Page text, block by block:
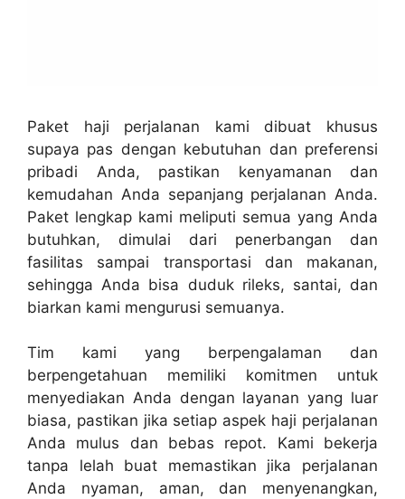
Paket haji perjalanan kami dibuat khusus
supaya pas dengan kebutuhan dan preferensi
pribadi Anda, pastikan kenyamanan dan
kemudahan Anda sepanjang perjalanan Anda.
Paket lengkap kami meliputi semua yang Anda
butuhkan, dimulai dari penerbangan dan
fasilitas sampai transportasi dan makanan,
sehingga Anda bisa duduk rileks, santai, dan
biarkan kami mengurusi semuanya.
Tim kami yang berpengalaman dan
berpengetahuan memiliki komitmen untuk
menyediakan Anda dengan layanan yang luar
biasa, pastikan jika setiap aspek haji perjalanan
Anda mulus dan bebas repot. Kami bekerja
tanpa lelah buat memastikan jika perjalanan
Anda nyaman, aman, dan menyenangkan,